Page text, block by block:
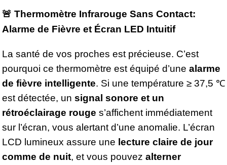
🚨 Thermomètre Infrarouge Sans Contact:
Alarme de Fièvre et Écran LED Intuitif
La santé de vos proches est précieuse. C’est
pourquoi ce thermomètre est équipé d’une alarme
de fièvre intelligente. Si une température ≥ 37,5 ℃
est détectée, un signal sonore et un
rétroéclairage rouge s’affichent immédiatement
sur l’écran, vous alertant d’une anomalie. L’écran
LCD lumineux assure une lecture claire de jour
comme de nuit, et vous pouvez alterner